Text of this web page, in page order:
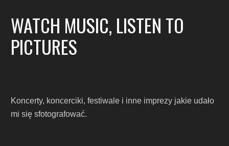
WATCH MUSIC, LISTEN TO
PICTURES
Koncerty, koncerciki, festiwale i inne imprezy jakie udało
mi się sfotografować.